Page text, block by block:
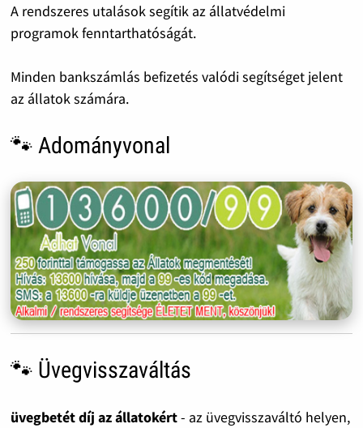
A rendszeres utalások segítik az állatvédelmi
programok fenntarthatóságát.
Minden bankszámlás befizetés valódi segítséget jelent
az állatok számára.
🐾 Adományvonal
🐾 Üvegvisszaváltás
üvegbetét díj az állatokért- az üvegvisszaváltó helyen,